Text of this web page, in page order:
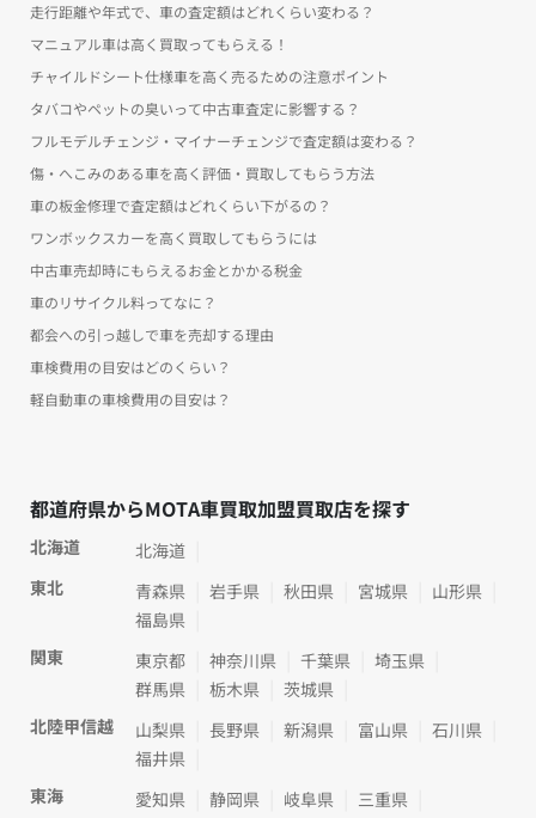
走行距離や年式で、車の査定額はどれくらい変わる？
マニュアル車は高く買取ってもらえる！
チャイルドシート仕様車を高く売るための注意ポイント
タバコやペットの臭いって中古車査定に影響する？
フルモデルチェンジ・マイナーチェンジで査定額は変わる？
傷・へこみのある車を高く評価・買取してもらう方法
車の板金修理で査定額はどれくらい下がるの？
ワンボックスカーを高く買取してもらうには
中古車売却時にもらえるお金とかかる税金
車のリサイクル料ってなに？
都会への引っ越しで車を売却する理由
車検費用の目安はどのくらい？
軽自動車の車検費用の目安は？
都道府県からMOTA車買取加盟買取店を探す
北海道
北海道
東北
青森県 岩手県 秋田県 宮城県
山形県
福島県
関東
東京都 神奈川県 千葉県
埼玉県
群馬県
栃木県
茨城県
北陸甲信越
山梨県 長野県 新潟県 富山県
石川県
福井県
東海
愛知県 静岡県 岐阜県
三重県